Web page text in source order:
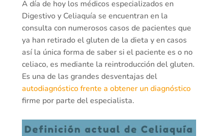
A día de hoy los médicos especializados en
Digestivo y Celiaquía se encuentran en la
consulta con numerosos casos de pacientes que
ya han retirado el gluten de la dieta y en casos
así la única forma de saber si el paciente es o no
celiaco, es mediante la reintroducción del gluten.
Es una de las grandes desventajas del
autodiagnóstico frente a obtener un diagnóstico
firme por parte del especialista.